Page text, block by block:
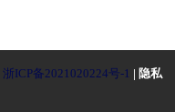
浙ICP备2021020224号-1 | 隐私